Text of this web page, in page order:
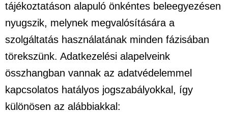
tájékoztatáson alapuló önkéntes beleegyezésen
nyugszik, melynek megvalósítására a
szolgáltatás használatának minden fázisában
törekszünk. Adatkezelési alapelveink
összhangban vannak az adatvédelemmel
kapcsolatos hatályos jogszabályokkal, így
különösen az alábbiakkal: